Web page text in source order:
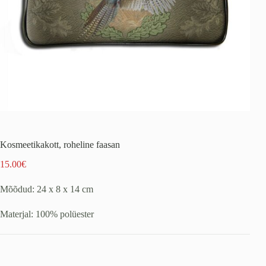
Kosmeetikakott, roheline faasan
15.00€
Mõõdud: 24 x 8 x 14 cm
Materjal: 100% polüester